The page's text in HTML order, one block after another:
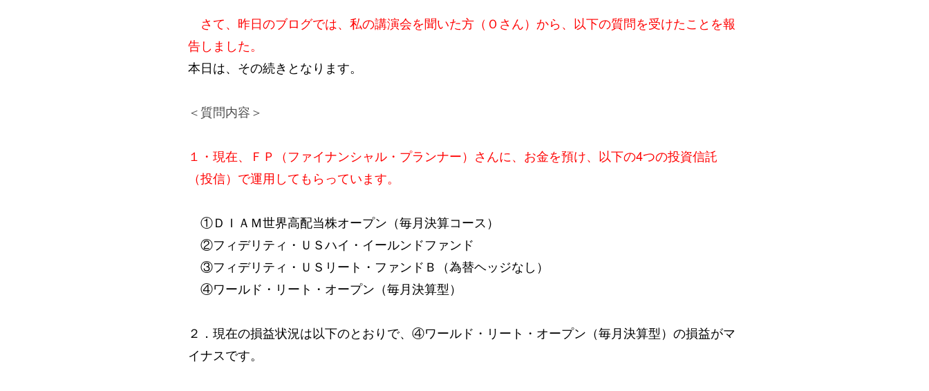
さて、昨日のブログでは、私の講演会を聞いた方（Ｏさん）から、以下の質問を受けたことを報
告しました。
本日は、その続きとなります。
＜質問内容＞
１・現在、ＦＰ（ファイナンシャル・プランナー）さんに、お金を預け、以下の4つの投資信託
（投信）で運用してもらっています。
①ＤＩＡＭ世界高配当株オープン（毎月決算コース）
②フィデリティ・ＵＳハイ・イールンドファンド
③フィデリティ・ＵＳリート・ファンドＢ（為替ヘッジなし）
④ワールド・リート・オープン（毎月決算型）
２．現在の損益状況は以下のとおりで、④ワールド・リート・オープン（毎月決算型）の損益がマ
イナスです。